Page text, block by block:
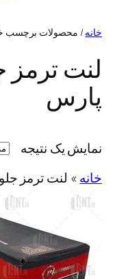
خانه/ محصولات برچسب
لنت ترمز
پارس
نمایش یک نتیجه
خانه» لنت ترمز